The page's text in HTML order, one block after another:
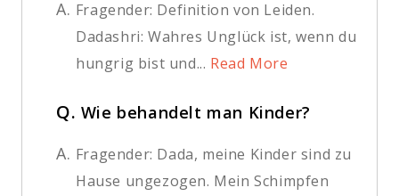
A. Fragender: Definition von Leiden.
Dadashri: Wahres Unglück ist, wenn du
hungrig bist und... Read More
Q. Wie behandelt man Kinder?
A. Fragender: Dada, meine Kinder sind zu
Hause ungezogen. Mein Schimpfen